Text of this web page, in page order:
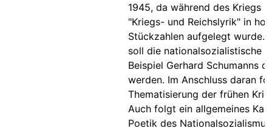
1945, da während des Kriegs
"Kriegs- und Reichslyrik" in
Stückzahlen aufgelegt wurde.
soll die nationalsozialistische
Beispiel Gerhard Schumanns
werden. Im Anschluss daran
Thematisierung der frühen
Auch folgt ein allgemeines
Poetik des